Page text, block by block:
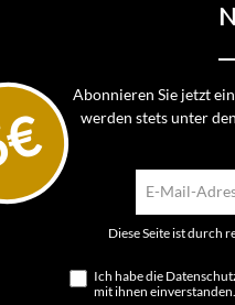
Abonnieren Sie jetzt
werden stets unter
Diese Seite ist durch
Ich habe die
mit ihnen einverstanden.